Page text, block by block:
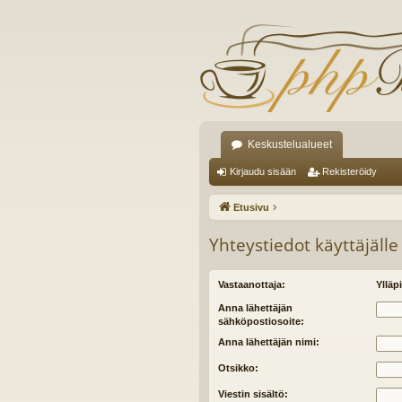
Keskustelualueet
Kirjaudu sisään Rekisteröidy
Etusivu
Yhteystiedot käyttäjälle
Vastaanottaja:
Anna lähettäjän
sähköpostiosoite:
Anna lähettäjän nimi:
Otsikko:
Viestin sisältö: